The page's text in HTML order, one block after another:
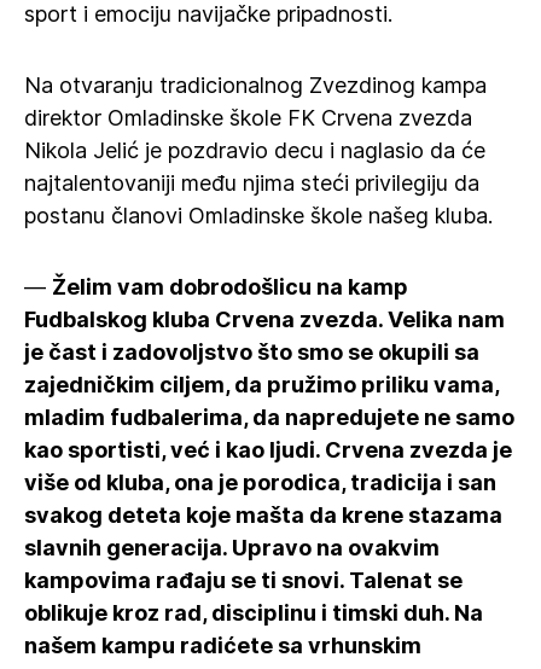
sport i emociju navijačke pripadnosti.
Na otvaranju tradicionalnog Zvezdinog kampa
direktor Omladinske škole FK Crvena zvezda
Nikola Jelić je pozdravio decu i naglasio da će
najtalentovaniji među njima steći privilegiju da
postanu članovi Omladinske škole našeg kluba.
— Želim vam dobrodošlicu na kamp
Fudbalskog kluba Crvena zvezda. Velika nam
je čast i zadovoljstvo što smo se okupili sa
zajedničkim ciljem, da pružimo priliku vama,
mladim fudbalerima, da napredujete ne samo
kao sportisti, već i kao ljudi. Crvena zvezda je
više od kluba, ona je porodica, tradicija i san
svakog deteta koje mašta da krene stazama
slavnih generacija. Upravo na ovakvim
kampovima rađaju se ti snovi. Talenat se
oblikuje kroz rad, disciplinu i timski duh. Na
našem kampu radićete sa vrhunskim